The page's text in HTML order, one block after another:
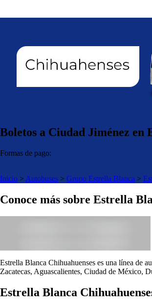
Boletos a Ciudad Jiménez en
Formas de pago:
Inicio > Autobuses > Grupo Estrella Blanca >
Conoce más sobre Estrella
Estrella Blanca Chihuahuenses es una línea de
Zacatecas, Aguascalientes, Ciudad de México,
Estrella Blanca